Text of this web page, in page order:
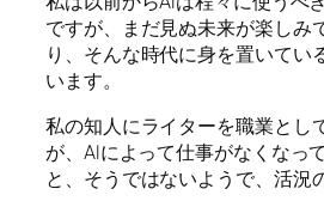
ですが、まだ見ぬ未来が楽しみ
り、そんな時代に身を置いてい
います。
私の知人にライターを職業とし
が、AIによって仕事がなくなっ
と、そうではないようで、活況